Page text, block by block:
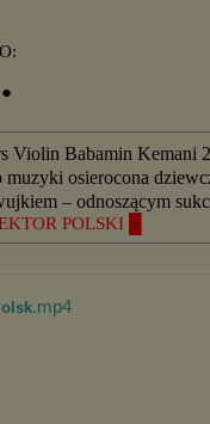
●
Violin Babamin Kemani
osierocona
– odnoszącym
POLSKI █
.mp4